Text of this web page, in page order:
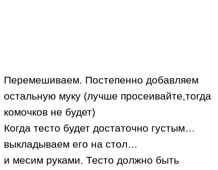
Перемешиваем. Постепенно добавляем
остальную муку (лучше просеивайте,тогда
комочков не будет)
Когда тесто будет достаточно густым…
выкладываем его на стол…
и месим руками. Тесто должно быть